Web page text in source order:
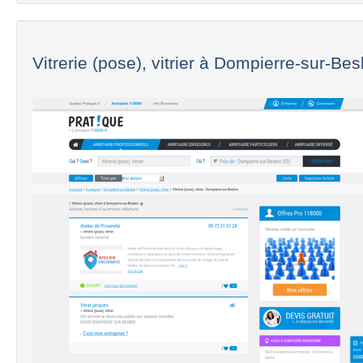
Vitrerie (pose), vitrier à Dompierre-sur-